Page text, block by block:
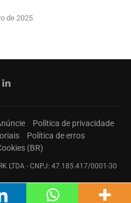
de 2025
Política de privacidade
Política de erros
(BR)
LTDA - CNPJ: 47.185.417/0001-30